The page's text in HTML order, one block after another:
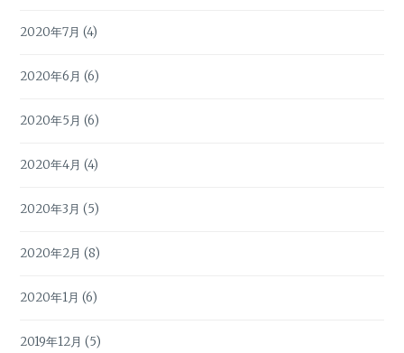
2020年7月 (4)
2020年6月 (6)
2020年5月 (6)
2020年4月 (4)
2020年3月 (5)
2020年2月 (8)
2020年1月 (6)
2019年12月 (5)